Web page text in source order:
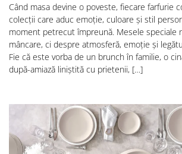
Când masa devine o poveste, fiecare farfurie
colecții care aduc emoție, culoare și stil
moment petrecut împreună. Mesele speciale
mâncare, ci despre atmosferă, emoție și
Fie că este vorba de un brunch în familie, o
după-amiază liniștită cu prietenii, […]